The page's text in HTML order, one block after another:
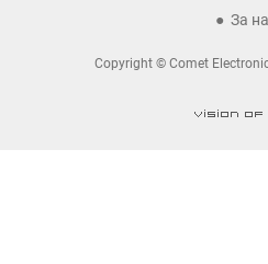
За
Copyright © Comet